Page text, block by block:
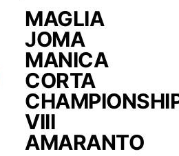
MAGLIA
JOMA
MANICA
CORTA
VIII
AMARANTO